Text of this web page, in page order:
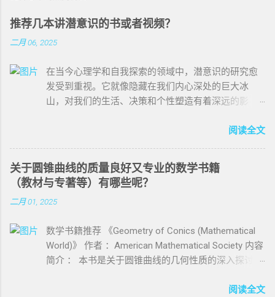
推荐几本讲潜意识的书或者视频？
二月 06, 2025
在当今心理学和自我探索的领域中，潜意识的研究愈
发受到重视。它就像隐藏在我们内心深处的巨大冰
山，对我们的生活、决策和个性塑造有着深远的影
《思考，快与慢》（ Thinking, Fast and Slow ） - 核心
维系统深入研究，将其分为快与慢两个系统。快思考
基于直觉、经验和习惯，能迅速做出判断；慢思考则
依靠逻辑分析，需要耗费更多精力。作者详细阐述了
两种系统在大脑中的运作机制及相互关系。 - 独特价
理解这两种思维模式在日常生活中的应用与影响。例
如，在投资决策中，快思考可能基于表面趋势迅速做
出选择，而慢思考则能更全面分析数据和风险。此
用，如过度自信、损失厌恶等，帮助读者认识到自身
阅读全文
关于圆锥曲线的质量良好又专业的数学书籍
（教材与专著等）有哪些呢？
二月 01, 2025
数学书籍推荐 《Geometry of Conics (Mathematical
World)》 作者 ：American Mathematical Society 内容
简介 ： 本书是关于圆锥曲线的几何性质的深入探讨，
书中包含了大量的几何图形和实例，帮助读者更好地
阅读全文